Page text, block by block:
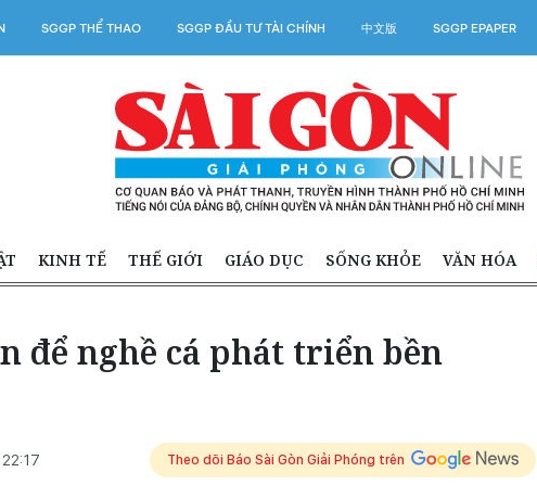
SGGP THỂ THAO SGGP ĐẦU TƯ TÀI CHÍNH 中文版 SGGP EPAPER
KINH TẾ THẾ GIỚI GIÁO DỤC SỐNG KHỎE VĂN HÓA
để nghề cá phát triển bền
Theo dõi Báo Sài Gòn Giải Phóng trên